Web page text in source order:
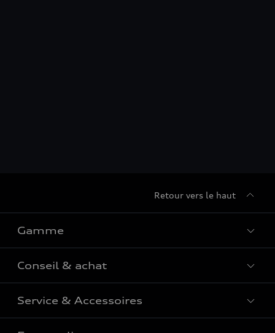
Retour vers le haut
Gamme
Tous les modèles
Comparer les modèles
Modèles électriques
Conseil & achat
Offres du moment
Configurateur
Service & Accessoires